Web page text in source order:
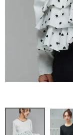
COMING SOON
JOURNAL
INFORMATION
はじめてご利用の方
お問い合わせ